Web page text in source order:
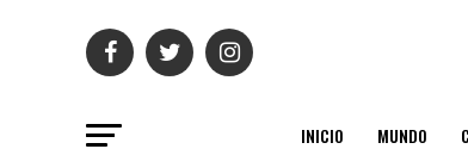
INICIO MUNDO